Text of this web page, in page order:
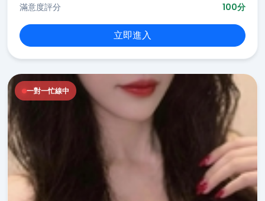
滿意度評分
100分
立即進入
一對一忙線中